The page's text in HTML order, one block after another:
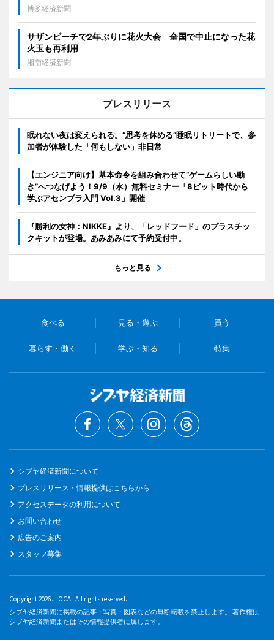
博多経済新聞
サザンビーチで2年ぶりに花火大会 全国で中止になった花
火玉も再利用
湘南経済新聞
プレスリリース
眠れない夜は変えられる。“思考を休める”睡眠リトリートで、参
加者が体験した「何もしない」非日常
【エンジニア向け】基本命令を組み合わせて“ゲームらしい動
き”へつなげよう！9/9（水）無料セミナー「8ビット時代から
学ぶアセンブラ入門 Vol.3」開催
『勝利の女神：NIKKE』より、「レッドフード」のプラスチッ
クキットが登場。あみあみにて予約受付中。
もっと見る
食べる 見る・遊ぶ 買う
暮らす・働く 学ぶ・知る 特集
シブヤ経済新聞について
プレスリリース・情報提供はこちらから
アクセスデータの利用について
お問い合わせ
広告のご案内
スタッフ募集
Copyright 2026 JLOCAL All rights reserved.
シブヤ経済新聞に掲載の記事・写真・図表などの無断転載を禁止します。 著作権は
シブヤ経済新聞またはその情報提供者に属します。